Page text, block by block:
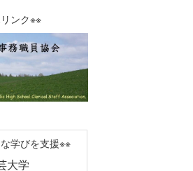
ンク※※
学びを支援※※
大学